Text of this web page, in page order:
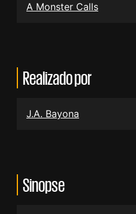
A Monster Calls
Realizado por
J.A. Bayona
Sinopse